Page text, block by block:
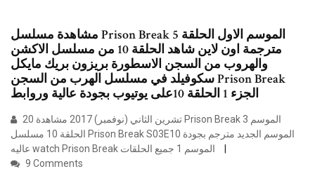
مشاهدة مسلسل Prison Break الموسم الاول الحلقة 5
مترجمة اون لاين شاهد الحلقة 10 من مسلسل الاكشن
والهروب من السجن الاسطورة بريزون بريك مايكل
سكوفيلد في مسلسل الهرب من السجن Prison Break
الجزء 1 الحلقة 10على يوتيوب بجودة عالية وروابط
20 تشرين الثاني (نوفمبر) 2017 مشاهدة Prison Break الموسم 3
الحلقة 10 مسلسل Prison Break S03E10 الموسم الجديد مترجم بجودة
9 Comments